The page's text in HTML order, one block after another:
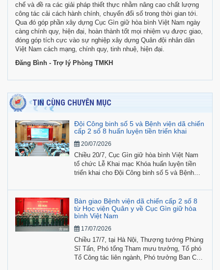
chế và đề ra các giải pháp thiết thực nhằm nâng cao chất lượng
công tác cải cách hành chính, chuyển đổi số trong thời gian tới.
Qua đó góp phần xây dựng Cục Gìn giữ hòa bình Việt Nam ngày
càng chính quy, hiện đại, hoàn thành tốt mọi nhiệm vụ được giao,
đóng góp tích cực vào sự nghiệp xây dựng Quân đội nhân dân
Việt Nam cách mạng, chính quy, tinh nhuệ, hiện đại.
Đăng Bình - Trợ lý Phòng TMKH
TIN CÙNG CHUYÊN MỤC
Đội Công binh số 5 và Bệnh viện dã chiến
cấp 2 số 8 huấn luyện tiền triển khai
20/07/2026
Chiều 20/7, Cục Gìn giữ hòa bình Việt Nam
tổ chức Lễ Khai mạc Khóa huấn luyện tiền
triển khai cho Đội Công binh số 5 và Bệnh
gìn giữ hòa bình Liên hợp quốc năm 2026.
Bàn giao Bệnh viện dã chiến cấp 2 số 8
từ Học viện Quân y về Cục Gìn giữ hòa
bình Việt Nam
17/07/2026
Chiều 17/7, tại Hà Nội, Thượng tướng Phùng
Sĩ Tấn, Phó tổng Tham mưu trưởng, Tổ phó
Tổ Công tác liên ngành, Phó trưởng Ban Chỉ